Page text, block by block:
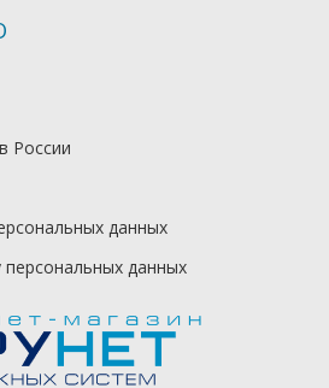
России
данных
данных